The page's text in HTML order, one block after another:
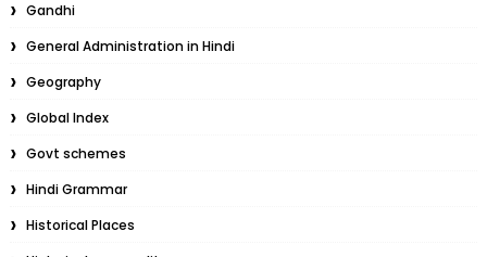
Gandhi
General Administration in Hindi
Geography
Global Index
Govt schemes
Hindi Grammar
Historical Places